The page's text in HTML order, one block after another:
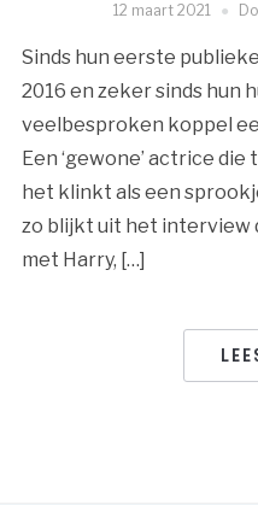
12 maart 2021
Sinds hun eerste
2016 en zeker sinds hun
veelbesproken koppel
Een ‘gewone’ actrice
het klinkt als een
zo blijkt uit het interview
met Harry, […]